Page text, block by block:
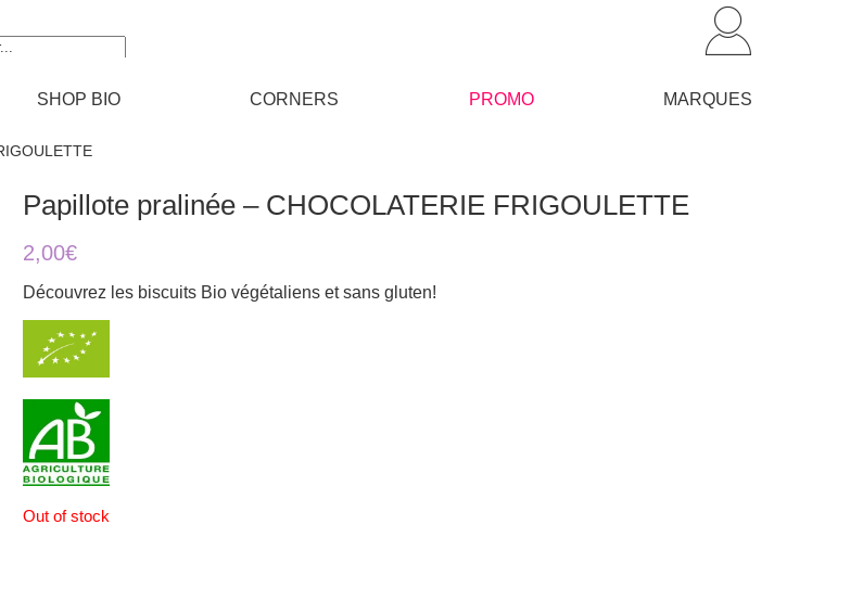
SHOP BIO CORNERS PROMO MARQUES
Papillote pralinée – CHOCOLATERIE FRIGOULETTE
2,00€
Découvrez les biscuits Bio végétaliens et sans gluten!
Out of stock